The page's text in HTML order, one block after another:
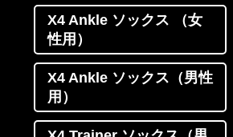
X4 Ankle ソックス （女
性用）
X4 Ankle ソックス（男性
用）